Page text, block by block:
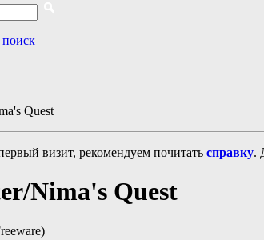
Quest
визит, рекомендуем почитать справку.
Nima's Quest